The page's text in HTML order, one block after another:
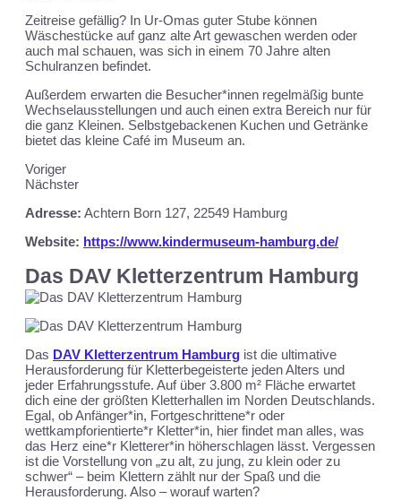
Zeitreise gefällig? In Ur-Omas guter Stube können
Wäschestücke auf ganz alte Art gewaschen werden oder
auch mal schauen, was sich in einem 70 Jahre alten
Schulranzen befindet.
Außerdem erwarten die Besucher*innen regelmäßig bunte
Wechselausstellungen und auch einen extra Bereich nur für
die ganz Kleinen. Selbstgebackenen Kuchen und Getränke
bietet das kleine Café im Museum an.
Voriger
Nächster
Adresse: Achtern Born 127, 22549 Hamburg
Website: https://www.kindermuseum-hamburg.de/
Das DAV Kletterzentrum Hamburg
Das DAV Kletterzentrum Hamburg ist die ultimative
Herausforderung für Kletterbegeisterte jeden Alters und
jeder Erfahrungsstufe. Auf über 3.800 m² Fläche erwartet
dich eine der größten Kletterhallen im Norden Deutschlands.
Egal, ob Anfänger*in, Fortgeschrittene*r oder
wettkampforientierte*r Kletter*in, hier findet man alles, was
das Herz eine*r Kletterer*in höherschlagen lässt. Vergessen
ist die Vorstellung von „zu alt, zu jung, zu klein oder zu
schwer“ – beim Klettern zählt nur der Spaß und die
Herausforderung. Also – worauf warten?